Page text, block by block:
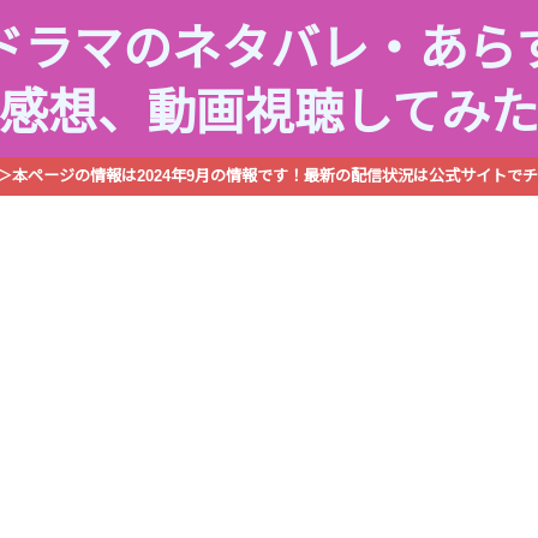
ラマのネタバレ・あら
感想、動画視聴してみた
本ページの情報は2024年9月の情報です！最新の配信状況は公式サイトで